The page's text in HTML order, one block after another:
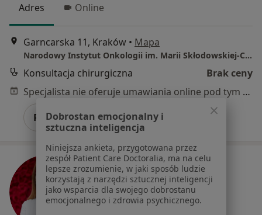
Adres Online
Garncarska 11, Kraków • Mapa
Narodowy Instytut Onkologii im. Marii Skłodowskiej-Curie
Konsultacja chirurgiczna
Brak ceny
Specjalista nie oferuje umawiania online pod tym adresem.
Poproś o wizytę
Dobrostan emocjonalny i
sztuczna inteligencja
Niniejsza ankieta, przygotowana przez
zespół Patient Care Doctoralia, ma na celu
lepsze zrozumienie, w jaki sposób ludzie
korzystają z narzędzi sztucznej inteligencji
jako wsparcia dla swojego dobrostanu
emocjonalnego i zdrowia psychicznego.